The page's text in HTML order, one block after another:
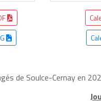
de Soulce-Cernay en